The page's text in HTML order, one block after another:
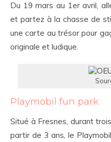
Du 19 mars au 1er avril,
et partez à la chasse de
une carte au trésor pour
originale et ludique.
Playmobil fun park
Situé à Fresnes, durant
partir de 3 ans, le